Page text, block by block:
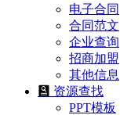
电子合同
合同范文
企业查询
招商加盟
其他信息
资源查找
PPT模板